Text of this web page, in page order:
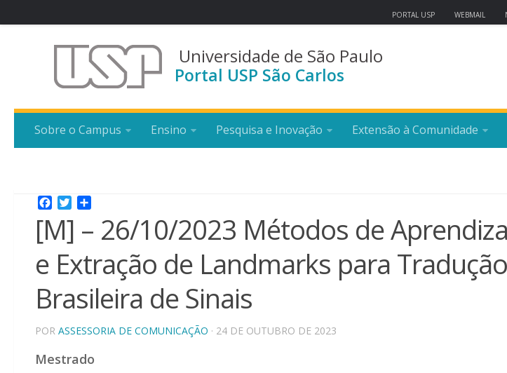
PORTAL USP WEBMAIL
Universidade de São Paulo
Portal USP São Carlos
Sobre o Campus Ensino Pesquisa e Inovação Extensão à Comunidade
Facebook
Twitter
[M] – 26/10/2023 Métodos de
e Extração de Landmarks para
Brasileira de Sinais
POR ASSESSORIA DE COMUNICAÇÃO · 24 DE OUTUBRO DE 2023
Mestrado